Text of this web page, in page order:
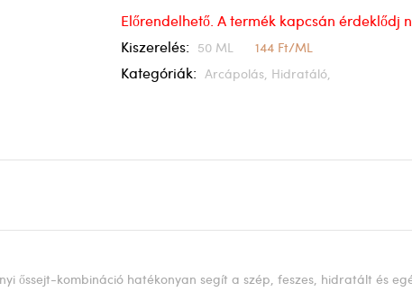
Előrendelhető. A termék kapcsán érdeklődj
Kiszerelés: 50 ML 144 Ft/ML
Kategóriák: Arcápolás, Hidratáló,
őssejt-kombináció hatékonyan segít a szép, feszes, hidratált és